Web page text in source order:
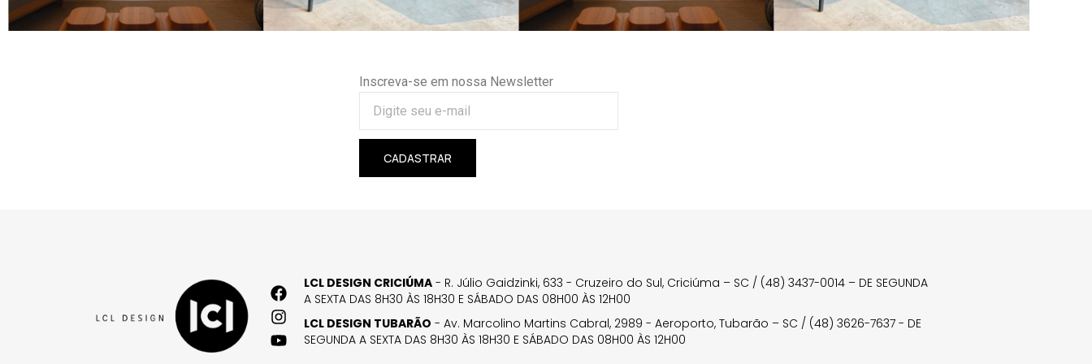
Inscreva-se em nossa Newsletter
CADASTRAR
LCL DESIGN CRICIÚMA - R. Júlio Gaidzinki, 633 - Cruzeiro do Sul, Criciúma – SC / (48) 3437-0014 – DE SEGUNDA
A SEXTA DAS 8H30 ÀS 18H30 E SÁBADO DAS 08H00 ÀS 12H00
LCL DESIGN TUBARÃO - Av. Marcolino Martins Cabral, 2989 - Aeroporto, Tubarão – SC / (48) 3626-7637 - DE
SEGUNDA A SEXTA DAS 8H30 ÀS 18H30 E SÁBADO DAS 08H00 ÀS 12H00